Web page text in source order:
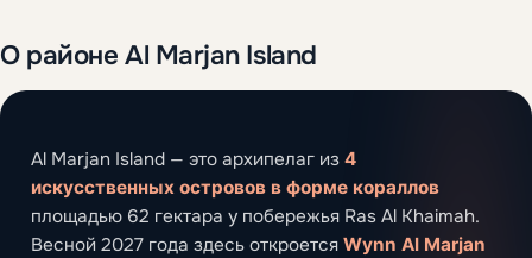
О районе Al Marjan Island
Al Marjan Island — это архипелаг из 4
искусственных островов в форме кораллов
площадью 62 гектара у побережья Ras Al Khaimah.
Весной 2027 года здесь откроется Wynn Al Marjan